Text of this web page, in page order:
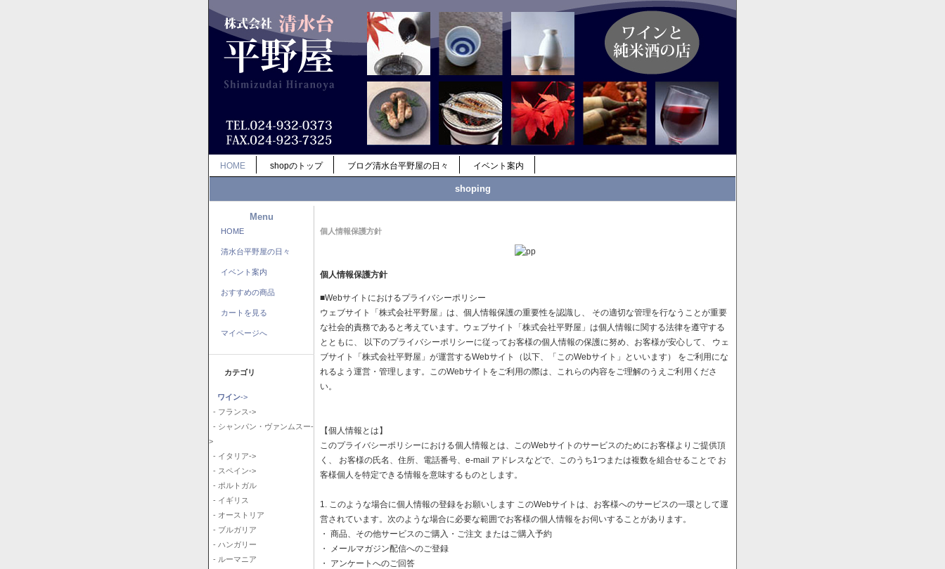
HOME shopのトップ ブログ清水台平野屋の日々 イベント案内
shoping
Menu
HOME
清水台平野屋の日々
イベント案内
おすすめの商品
カートを見る
マイページへ
カテゴリ
ワイン->
- フランス->
- シャンパン・ヴァンムスー-
>
- イタリア->
- スペイン->
- ポルトガル
- イギリス
- オーストリア
- ブルガリア
- ハンガリー
- ルーマニア
個人情報保護方針
個人情報保護方針
■Webサイトにおけるプライバシーポリシー
ウェブサイト「株式会社平野屋」は、個人情報保護の重要性を認識し、 その適切な管理を行なうことが重要
な社会的責務であると考えています。ウェブサイト「株式会社平野屋」は個人情報に関する法律を遵守する
とともに、 以下のプライバシーポリシーに従ってお客様の個人情報の保護に努め、お客様が安心して、 ウェ
ブサイト「株式会社平野屋」が運営するWebサイト（以下、「このWebサイト」といいます） をご利用にな
れるよう運営・管理します。このWebサイトをご利用の際は、これらの内容をご理解のうえご利用くださ
い。
【個人情報とは】
このプライバシーポリシーにおける個人情報とは、このWebサイトのサービスのためにお客様よりご提供頂
く、 お客様の氏名、住所、電話番号、e-mail アドレスなどで、このうち1つまたは複数を組合せることで お
客様個人を特定できる情報を意味するものとします。
1. このような場合に個人情報の登録をお願いします このWebサイトは、お客様へのサービスの一環として運
営されています。次のような場合に必要な範囲でお客様の個人情報をお伺いすることがあります。
・ 商品、その他サービスのご購入・ご注文 またはご購入予約
・ メールマガジン配信へのご登録
・ アンケートへのご回答